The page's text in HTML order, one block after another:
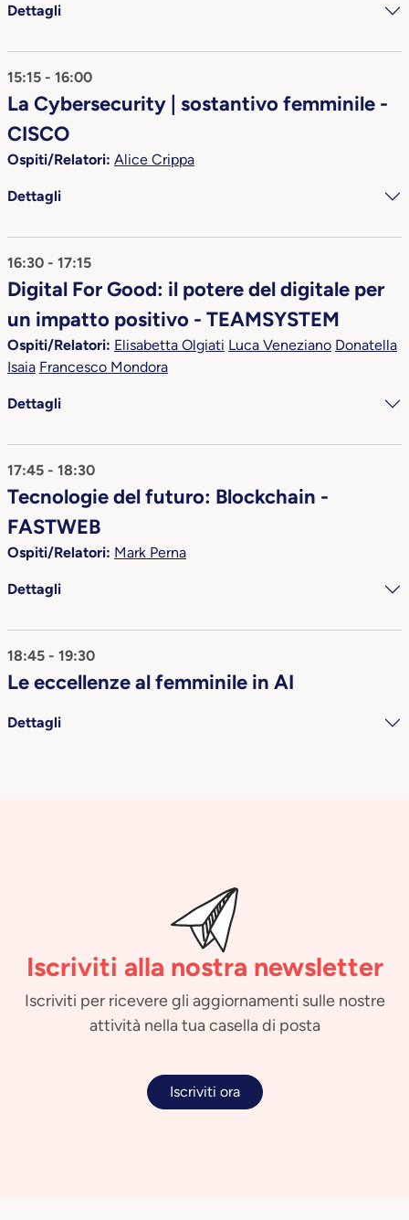
Dettagli
15:15 - 16:00
La Cybersecurity | sostantivo femminile -
CISCO
Ospiti/Relatori: Alice Crippa
Dettagli
16:30 - 17:15
Digital For Good: il potere del digitale per
un impatto positivo - TEAMSYSTEM
Ospiti/Relatori: Elisabetta Olgiati Luca Veneziano Donatella
Isaia Francesco Mondora
Dettagli
17:45 - 18:30
Tecnologie del futuro: Blockchain -
FASTWEB
Ospiti/Relatori: Mark Perna
Dettagli
18:45 - 19:30
Le eccellenze al femminile in AI
Dettagli
Iscriviti alla nostra newsletter
Iscriviti per ricevere gli aggiornamenti sulle nostre
attività nella tua casella di posta
Iscriviti ora